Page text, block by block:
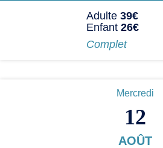
Adulte 39€
Enfant 26€
Complet
Mercredi
12
AOÛT